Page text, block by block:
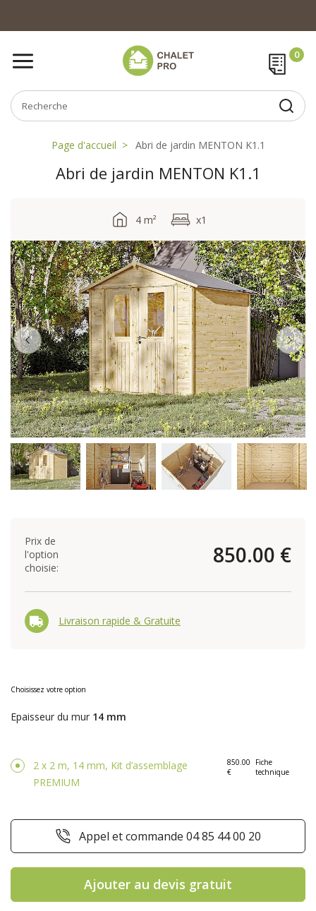
Page d'accueil Abri de jardin MENTON K1.1
Abri de jardin MENTON K1.1
4 m² x1
Prix de
l'option
choisie:
850.00 €
Livraison rapide & Gratuite
Choisissez votre option
Epaisseur du mur 14 mm
2 x 2 m, 14 mm, Kit d’assemblage
PREMIUM
850.00
€
Fiche
technique
Appel et commande 04 85 44 00 20
Ajouter au devis gratuit